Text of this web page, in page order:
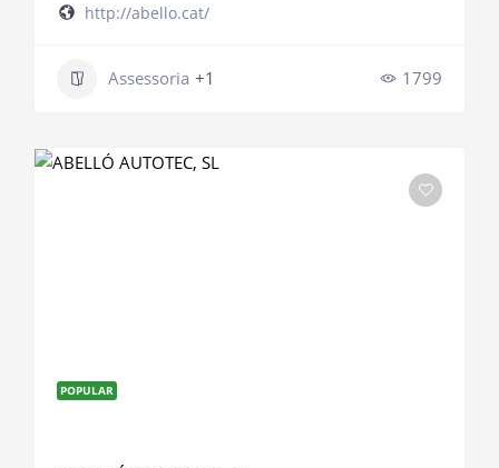
http://abello.cat/
Assessoria +1 1799
POPULAR